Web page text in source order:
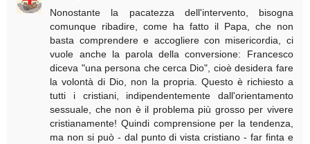
Nonostante la pacatezza dell'intervento, bisogna
comunque ribadire, come ha fatto il Papa, che non
basta comprendere e accogliere con misericordia, ci
vuole anche la parola della conversione: Francesco
diceva "una persona che cerca Dio", cioè desidera fare
la volontà di Dio, non la propria. Questo è richiesto a
tutti i cristiani, indipendentemente dall'orientamento
sessuale, che non è il problema più grosso per vivere
cristianamente! Quindi comprensione per la tendenza,
ma non si può - dal punto di vista cristiano - far finta e